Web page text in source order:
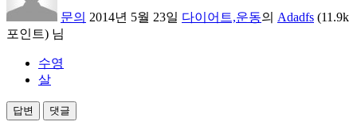
문의 2014년 5월 23일 다이어트,운동의 Adadfs (11.9k
포인트) 님
수영
살